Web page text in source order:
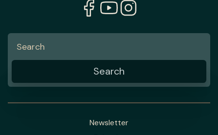
Newsletter